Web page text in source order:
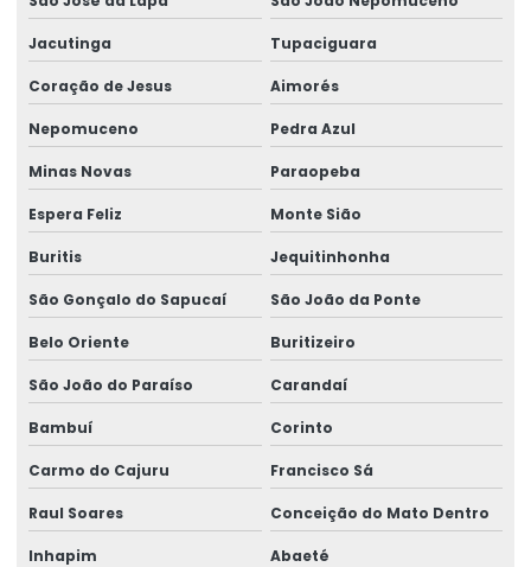
Jacutinga Tupaciguara
Coração de Jesus Aimorés
Nepomuceno Pedra Azul
Minas Novas Paraopeba
Espera Feliz Monte Sião
Buritis Jequitinhonha
São Gonçalo do Sapucaí São João da Ponte
Belo Oriente Buritizeiro
São João do Paraíso Carandaí
Bambuí Corinto
Carmo do Cajuru Francisco Sá
Raul Soares Conceição do Mato Dentro
Inhapim Abaeté